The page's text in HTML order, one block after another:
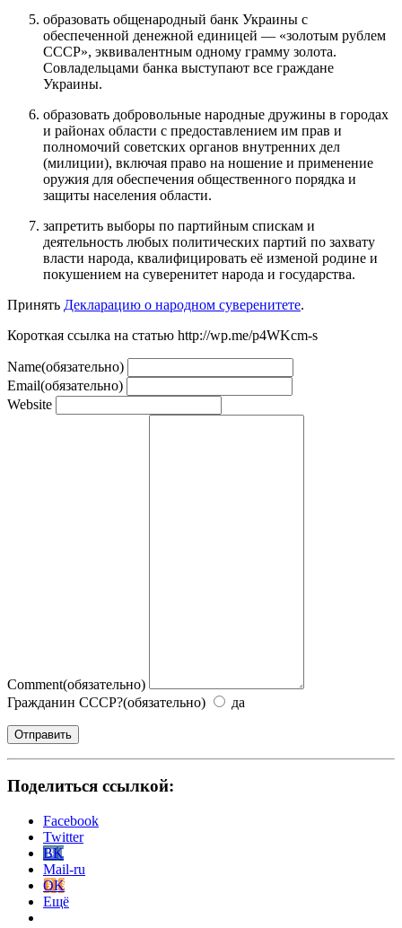
образовать общенародный банк Украины с
обеспеченной денежной единицей — «золотым рублем
СССР», эквивалентным одному грамму золота.
Совладельцами банка выступают все граждане
Украины.
образовать добровольные народные дружины в городах
и районах области с предоставлением им прав и
полномочий советских органов внутренних дел
(милиции), включая право на ношение и применение
оружия для обеспечения общественного порядка и
защиты населения области.
запретить выборы по партийным спискам и
деятельность любых политических партий по захвату
власти народа, квалифицировать её изменой родине и
покушением на суверенитет народа и государства.
Принять Декларацию о народном суверенитете.
Короткая ссылка на статью http://wp.me/p4WKcm-s
Name(обязательно)
Email(обязательно)
Website
Comment(обязательно)
Гражданин СССР?(обязательно) да
Отправить
Поделиться ссылкой:
Facebook
Twitter
BK
Mail-ru
OK
Ещё